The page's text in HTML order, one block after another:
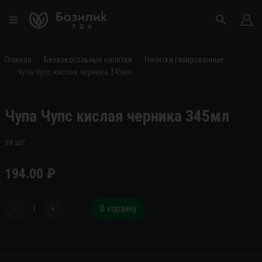
Главная Безалкогольные напитки
Напитки газированные
Чупа Чупс кислая черника 345мл
Чупа Чупс кислая черника 345мл
за шт
194.00 ₽
- 1 + В корзину